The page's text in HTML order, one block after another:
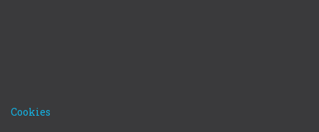
Cookies